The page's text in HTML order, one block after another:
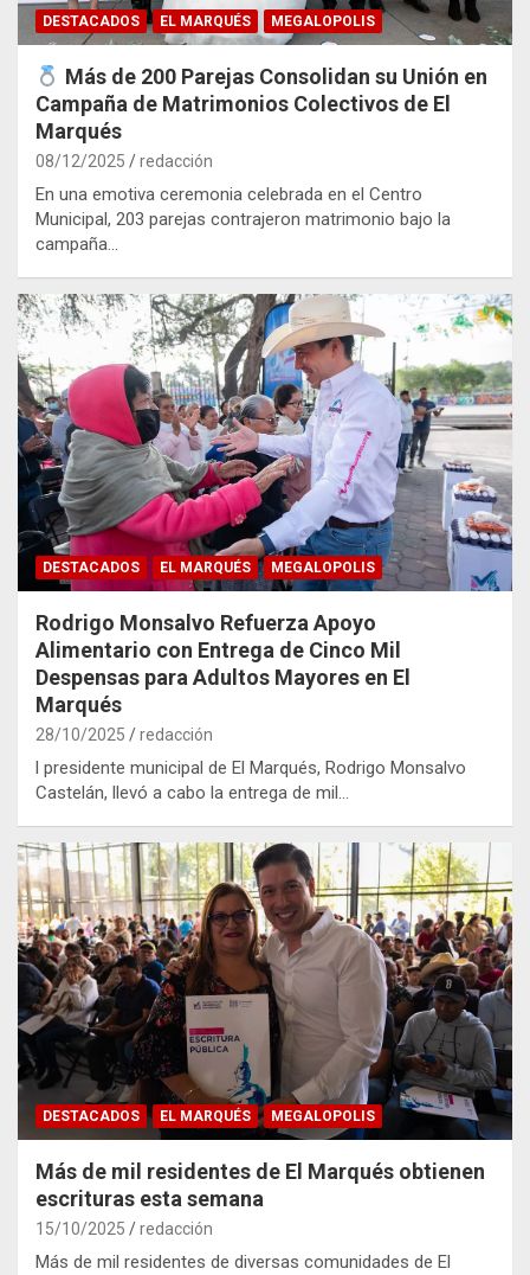
DESTACADOS EL MARQUÉS MEGALOPOLIS
Más de 200 Parejas Consolidan su Unión en
Campaña de Matrimonios Colectivos de El
Marqués
08/12/2025 redacción
En una emotiva ceremonia celebrada en el Centro
Municipal, 203 parejas contrajeron matrimonio bajo la
campaña…
DESTACADOS EL MARQUÉS MEGALOPOLIS
Rodrigo Monsalvo Refuerza Apoyo
Alimentario con Entrega de Cinco Mil
Despensas para Adultos Mayores en El
Marqués
28/10/2025 redacción
l presidente municipal de El Marqués, Rodrigo Monsalvo
Castelán, llevó a cabo la entrega de mil…
DESTACADOS EL MARQUÉS MEGALOPOLIS
Más de mil residentes de El Marqués obtienen
escrituras esta semana
15/10/2025 redacción
Más de mil residentes de diversas comunidades de El